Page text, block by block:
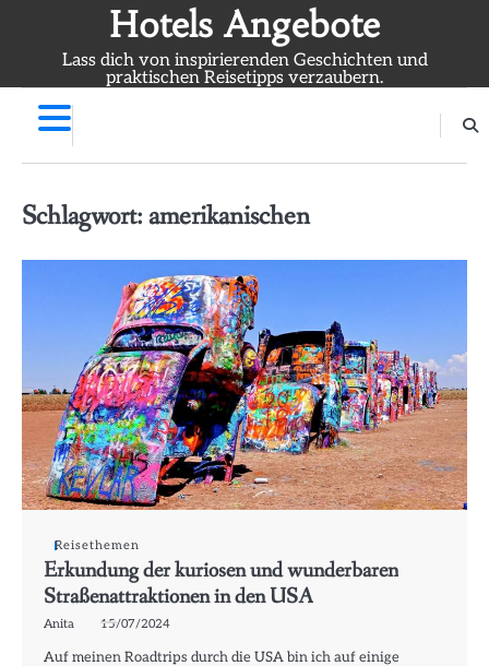
Hotels Angebote
Lass dich von inspirierenden Geschichten und
praktischen Reisetipps verzaubern.
Schlagwort:amerikanischen
Reisethemen
Erkundung der kuriosen und wunderbaren
Straßenattraktionen in den USA
Anita 15/07/2024
Auf meinen Roadtrips durch die USA bin ich auf einige